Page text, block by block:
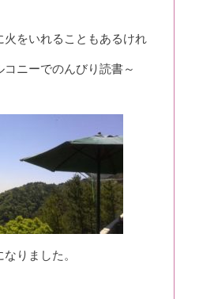
をいれることもあるけれ
ニーでのんびり読書～
りました。